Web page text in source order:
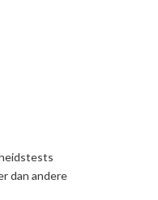
dan andere